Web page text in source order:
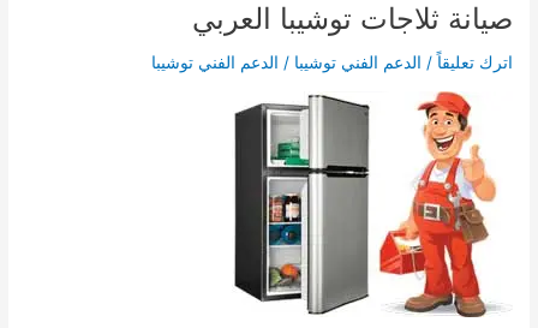
صيانة ثلاجات توشيبا العربي
اترك تعليقاً / الدعم الفني توشيبا / الدعم الفني توشيبا
صيانة
ثلاجات
توشيبا